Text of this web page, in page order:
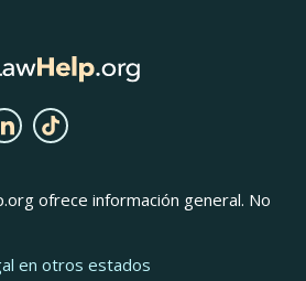
ofrece información general. No
en otros estados